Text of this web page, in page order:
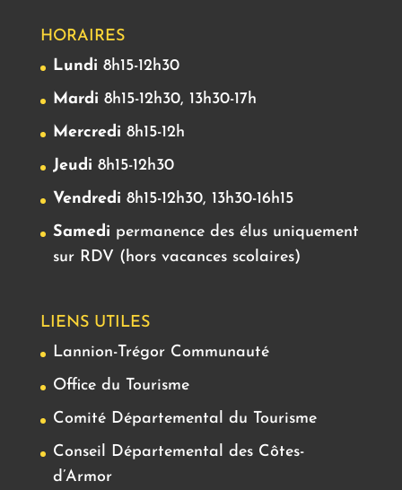
HORAIRES
Lundi 8h15-12h30
Mardi 8h15-12h30, 13h30-17h
Mercredi 8h15-12h
Jeudi 8h15-12h30
Vendredi 8h15-12h30, 13h30-16h15
Samedi permanence des élus uniquement
sur RDV (hors vacances scolaires)
LIENS UTILES
Lannion-Trégor Communauté
Office du Tourisme
Comité Départemental du Tourisme
Conseil Départemental des Côtes-
d’Armor